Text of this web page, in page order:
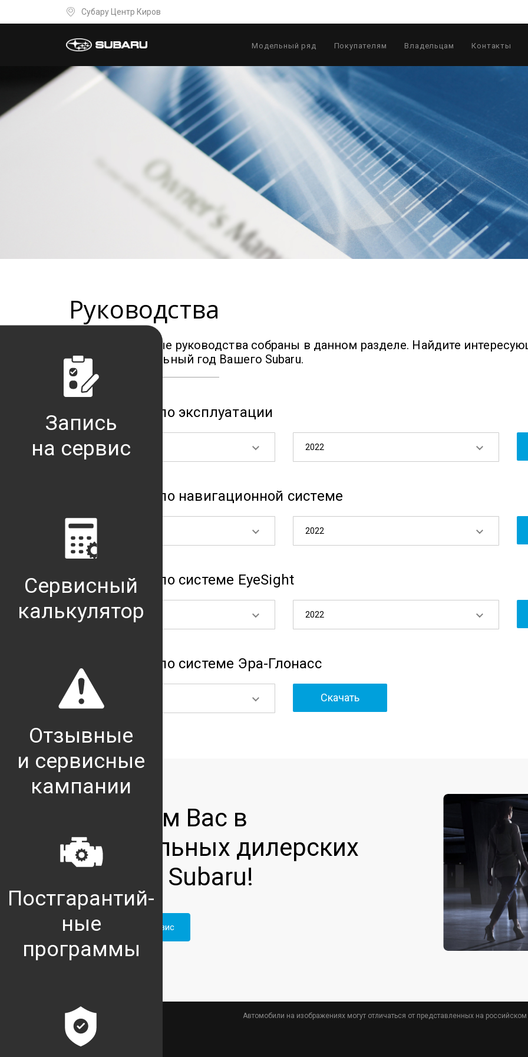
Субару Центр Киров
Модельный ряд Покупателям Владельцам Контакты
Запись
на сервис
Сервисный
калькулятор
Отзывные
и сервисные
кампании
Постгарантий-
ные
программы
Руководства
Все необходимые руководства собраны в данном разделе. Найдите
модель и модельный год Вашего Subaru.
Руководства по эксплуатации
Forester 2022
Руководства по навигационной системе
Forester 2022
Руководства по системе EyeSight
Forester 2022
Руководства по системе Эра-Глонасс
Forester Скачать
Мы ждём Вас в
официальных дилерских
центрах Subaru!
Записаться на сервис
Автомобили на изображениях могут отличаться от представленных на